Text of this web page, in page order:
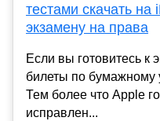
тестами скачать на
экзамену на права
Если вы готовитесь к
билеты по бумажному
Тем более что Apple
исправлен...